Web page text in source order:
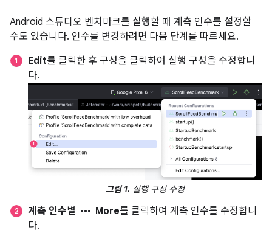
Android 스튜디오 벤치마크를 실행할 때 계측 인수를 설정할
수도 있습니다. 인수를 변경하려면 다음 단계를 따르세요.
Edit를 클릭한 후 구성을 클릭하여 실행 구성을 수정합니
다.
그림 1. 실행 구성 수정
계측 인수별 more_horiz More를 클릭하여 계측 인수를 수정합니
다.